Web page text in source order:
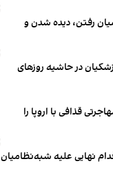
رفتن، دیده شدن و
در حاشیه روزهای
قذافی با اروپا را
نهایی علیه شبه‌نظامیان